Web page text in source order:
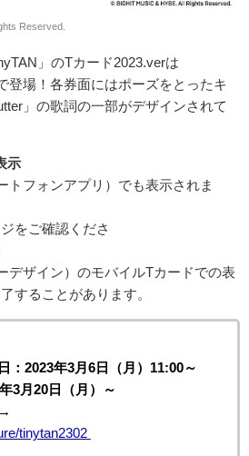
Reserved.
」のTカード2023.verは
登場！各券面にはポーズをとったキ
」の歌詞の一部がデザインされて
示
トフォンアプリ）でも表示されま
をご確認くださ
デザイン）のモバイルTカードでの表
することがあります。
：2023年3月6日（月）11:00～
3月20日（月）～
→
tinytan2302